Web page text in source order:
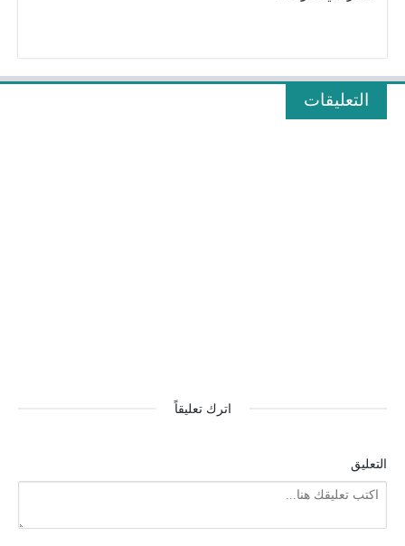
التعليقات
اترك تعليقاً
التعليق